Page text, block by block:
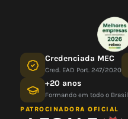
Credenciada MEC
Cred. EAD Port. 247/2020
+20 anos
Formando em todo o Brasil
PATROCINADORA OFICIAL